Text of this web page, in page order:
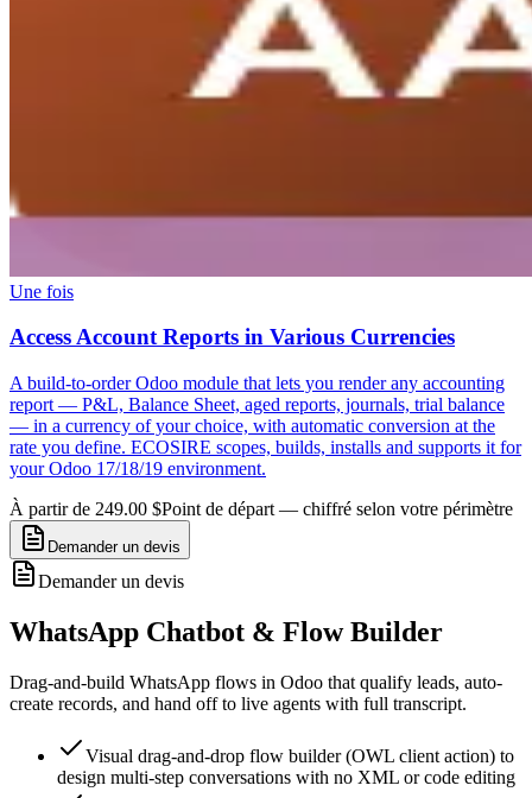
Une fois
Access Account Reports in Various Currencies
A build-to-order Odoo module that lets you render any accounting
report — P&L, Balance Sheet, aged reports, journals, trial balance
— in a currency of your choice, with automatic conversion at the
rate you define. ECOSIRE scopes, builds, installs and supports it for
your Odoo 17/18/19 environment.
À partir de 249.00 $Point de départ — chiffré selon votre périmètre
Demander un devis
Demander un devis
WhatsApp Chatbot & Flow Builder
Drag-and-build WhatsApp flows in Odoo that qualify leads, auto-
create records, and hand off to live agents with full transcript.
Visual drag-and-drop flow builder (OWL client action) to
design multi-step conversations with no XML or code editing